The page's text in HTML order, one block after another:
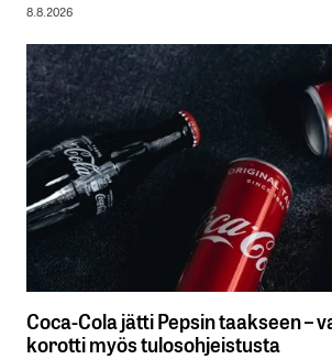
8.8.2026
Coca-Cola jätti Pepsin taakseen –
korotti myös tulosohjeistusta